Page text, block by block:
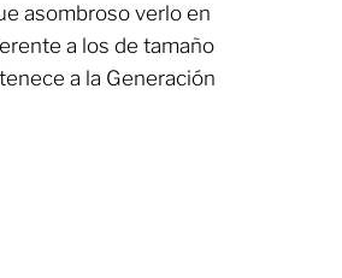
asombroso verlo en
a los de tamaño
a la Generación